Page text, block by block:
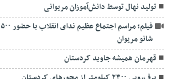
تولید نهال توسط دانش‌آموزان مریوانی
شانو مریوان
قهرمان همیشه جاوید کردستان